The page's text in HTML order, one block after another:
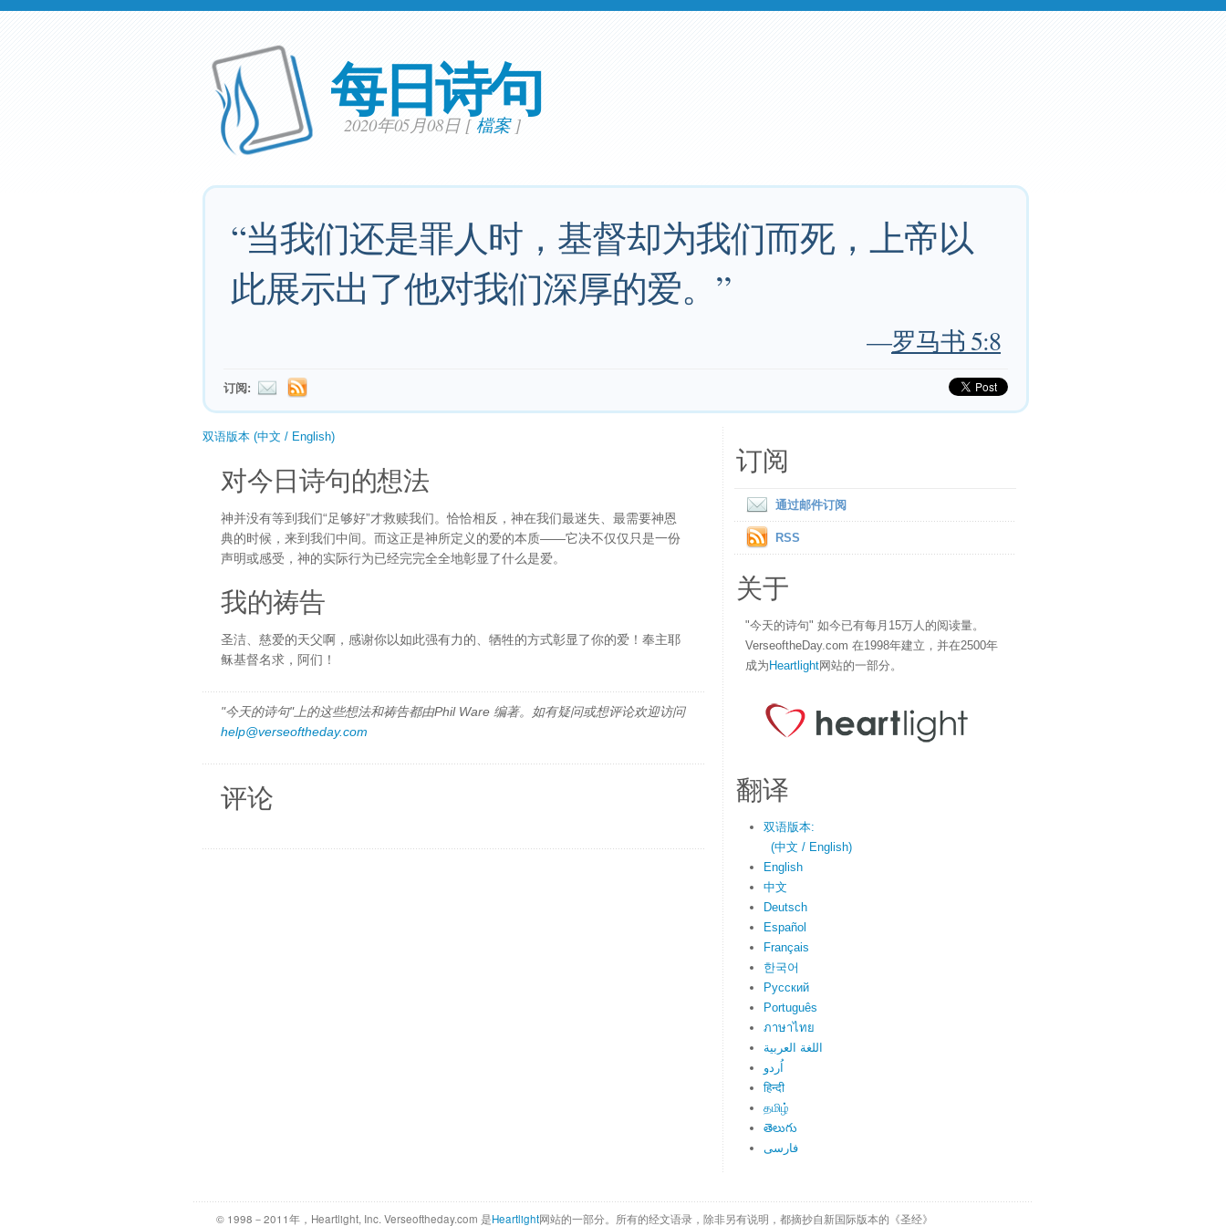
每日诗句
2020年05月08日 [檔案]
“当我们还是罪人时，基督却为我们而死，上帝以
此展示出了他对我们深厚的爱。”
—罗马书 5:8
订阅:
双语版本 (中文 / English)
对今日诗句的想法
神并没有等到我们“足够好”才救赎我们。恰恰相反，神在我们最迷失、最需要神恩
典的时候，来到我们中间。而这正是神所定义的爱的本质——它决不仅仅只是一份
声明或感受，神的实际行为已经完完全全地彰显了什么是爱。
我的祷告
圣洁、慈爱的天父啊，感谢你以如此强有力的、牺牲的方式彰显了你的爱！奉主耶
稣基督名求，阿们！
"今天的诗句"上的这些想法和祷告都由Phil Ware 编著。如有疑问或想评论欢迎访问
help@verseoftheday.com
评论
订阅
通过邮件订阅
RSS
关于
"今天的诗句" 如今已有每月15万人的阅读量。
VerseoftheDay.com 在1998年建立，并在2500年
成为 Heartlight网站的一部分。
翻译
双语版本:
(中文 / English)
English
中文
Deutsch
Español
Français
한국어
Русский
Português
ภาษาไทย
اللغة العربية
اُردو
हिन्दी
தமிழ்
తెలుగు
فارسی
© 1998－2011年，Heartlight, Inc. Verseoftheday.com 是Heartlight网站的一部分。所有的经文语录，除非另有说明，都摘抄自新国际版本的《圣经》